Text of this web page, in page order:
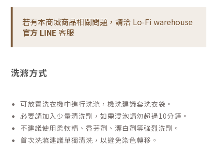
若有本商城商品相關問題，請洽 Lo-Fi warehouse
官方 LINE 客服
洗滌方式
可放置洗衣機中進行洗滌，機洗建議套洗衣袋。
必要請加入少量清洗劑，如需浸泡請勿超過10分鐘。
不建議使用柔軟精、香芬劑、漂白劑等強烈洗劑。
首次洗滌建議單獨清洗，以避免染色轉移。